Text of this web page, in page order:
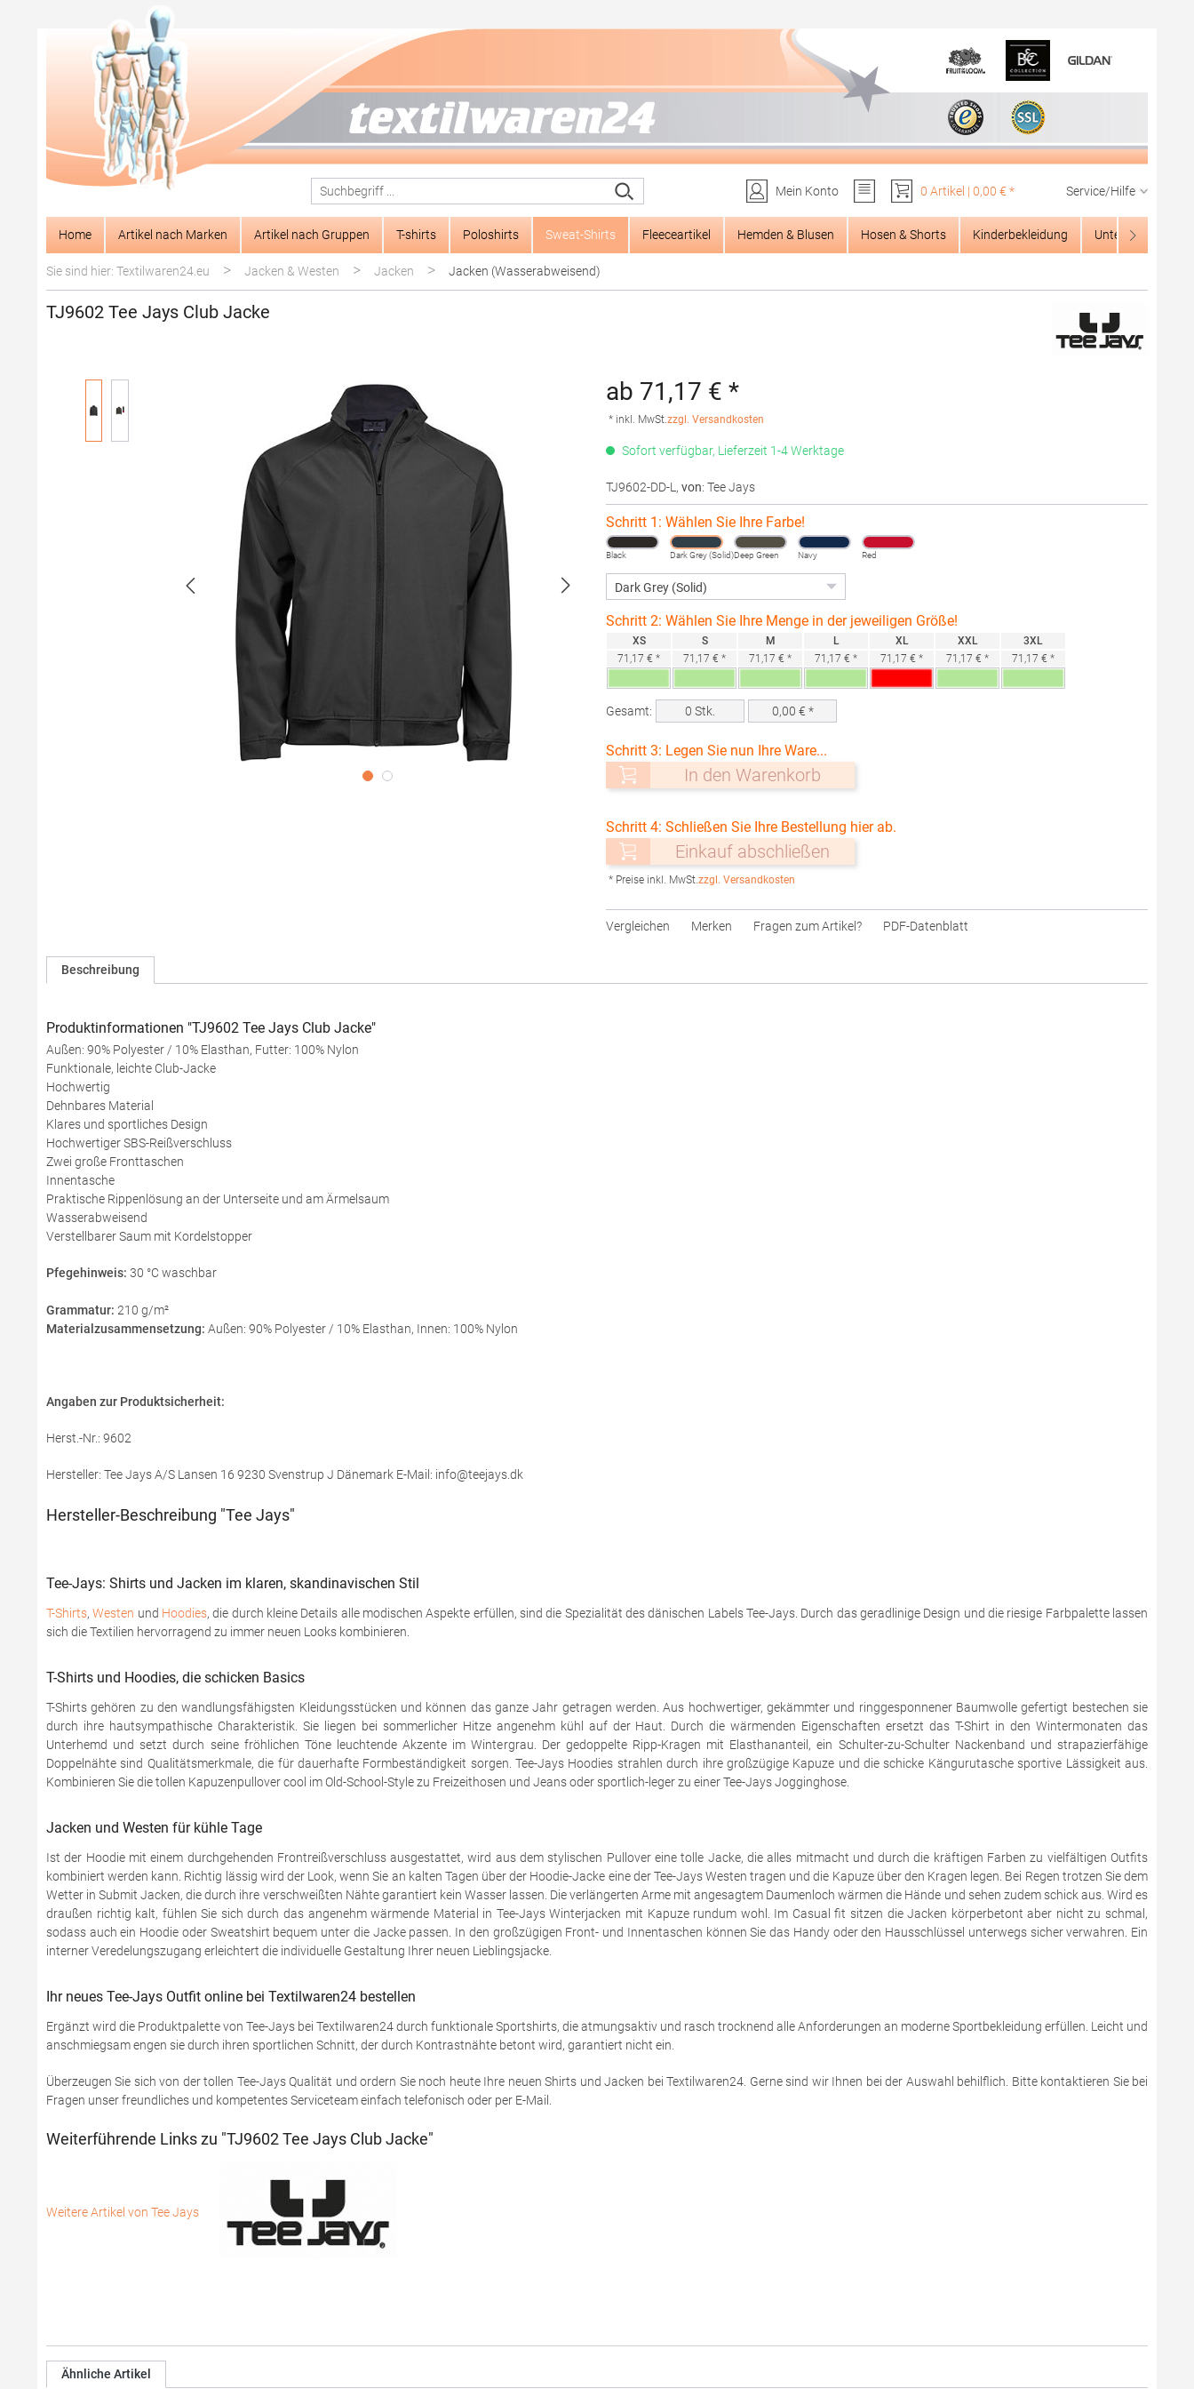
Zur Hauptnavigation springen
Mein Konto
0 Artikel | 0,00 € * Service/Hilfe
Home Artikel nach Marken Artikel nach Gruppen T-shirts Poloshirts Sweat-Shirts Fleeceartikel Hemden & Blusen Hosen & Shorts Kinderbekleidung Unterwäsche
Sie sind hier: Textilwaren24.eu > Jacken & Westen > Jacken > Jacken (Wasserabweisend)
TJ9602 Tee Jays Club Jacke
ab 71,17 € *
* inkl. MwSt.zzgl. Versandkosten
Sofort verfügbar, Lieferzeit 1-4 Werktage
TJ9602-DD-L , von: Tee Jays
Schritt 1: Wählen Sie Ihre Farbe!
Black Dark Grey (Solid)Deep Green Navy Red
Schritt 2: Wählen Sie Ihre Menge in der jeweiligen Größe!
XS
71,17 € *
S
71,17 € *
M
71,17 € *
L
71,17 € *
XL
71,17 € *
XXL
71,17 € *
3XL
71,17 € *
Gesamt: 0 Stk. 0,00 € *
Schritt 3: Legen Sie nun Ihre Ware...
In den Warenkorb
Schritt 4: Schließen Sie Ihre Bestellung hier ab.
Einkauf abschließen
* Preise inkl. MwSt.zzgl. Versandkosten
Vergleichen Merken Fragen zum Artikel? PDF-Datenblatt
Beschreibung
Produktinformationen "TJ9602 Tee Jays Club Jacke"
Außen: 90% Polyester / 10% Elasthan, Futter: 100% Nylon
Funktionale, leichte Club-Jacke
Hochwertig
Dehnbares Material
Klares und sportliches Design
Hochwertiger SBS-Reißverschluss
Zwei große Fronttaschen
Innentasche
Praktische Rippenlösung an der Unterseite und am Ärmelsaum
Wasserabweisend
Verstellbarer Saum mit Kordelstopper
Pfegehinweis: 30 °C waschbar
Grammatur: 210 g/m²
Materialzusammensetzung: Außen: 90% Polyester / 10% Elasthan, Innen: 100% Nylon
Angaben zur Produktsicherheit:
Herst.-Nr.: 9602
Hersteller: Tee Jays A/S Lansen 16 9230 Svenstrup J Dänemark E-Mail: info@teejays.dk
Hersteller-Beschreibung "Tee Jays"
Tee-Jays: Shirts und Jacken im klaren, skandinavischen Stil
T-Shirts,Westen und Hoodies, die durch kleine Details alle modischen Aspekte erfüllen, sind die Spezialität des dänischen Labels Tee-Jays. Durch das geradlinige Design und die riesige Farbpalette lassen
sich die Textilien hervorragend zu immer neuen Looks kombinieren.
T-Shirts und Hoodies, die schicken Basics
T-Shirts gehören zu den wandlungsfähigsten Kleidungsstücken und können das ganze Jahr getragen werden. Aus hochwertiger, gekämmter und ringgesponnener Baumwolle gefertigt bestechen sie
durch ihre hautsympathische Charakteristik. Sie liegen bei sommerlicher Hitze angenehm kühl auf der Haut. Durch die wärmenden Eigenschaften ersetzt das T-Shirt in den Wintermonaten das
Unterhemd und setzt durch seine fröhlichen Töne leuchtende Akzente im Wintergrau. Der gedoppelte Ripp-Kragen mit Elasthananteil, ein Schulter-zu-Schulter Nackenband und strapazierfähige
Doppelnähte sind Qualitätsmerkmale, die für dauerhafte Formbeständigkeit sorgen. Tee-Jays Hoodies strahlen durch ihre großzügige Kapuze und die schicke Kängurutasche sportive Lässigkeit aus.
Kombinieren Sie die tollen Kapuzenpullover cool im Old-School-Style zu Freizeithosen und Jeans oder sportlich-leger zu einer Tee-Jays Jogginghose.
Jacken und Westen für kühle Tage
Ist der Hoodie mit einem durchgehenden Frontreißverschluss ausgestattet, wird aus dem stylischen Pullover eine tolle Jacke, die alles mitmacht und durch die kräftigen Farben zu vielfältigen Outfits
kombiniert werden kann. Richtig lässig wird der Look, wenn Sie an kalten Tagen über der Hoodie-Jacke eine der Tee-Jays Westen tragen und die Kapuze über den Kragen legen. Bei Regen trotzen Sie dem
Wetter in Submit Jacken, die durch ihre verschweißten Nähte garantiert kein Wasser lassen. Die verlängerten Arme mit angesagtem Daumenloch wärmen die Hände und sehen zudem schick aus. Wird es
draußen richtig kalt, fühlen Sie sich durch das angenehm wärmende Material in Tee-Jays Winterjacken mit Kapuze rundum wohl. Im Casual fit sitzen die Jacken körperbetont aber nicht zu schmal,
sodass auch ein Hoodie oder Sweatshirt bequem unter die Jacke passen. In den großzügigen Front- und Innentaschen können Sie das Handy oder den Hausschlüssel unterwegs sicher verwahren. Ein
interner Veredelungszugang erleichtert die individuelle Gestaltung Ihrer neuen Lieblingsjacke.
Ihr neues Tee-Jays Outfit online bei Textilwaren24 bestellen
Ergänzt wird die Produktpalette von Tee-Jays bei Textilwaren24 durch funktionale Sportshirts, die atmungsaktiv und rasch trocknend alle Anforderungen an moderne Sportbekleidung erfüllen. Leicht und
anschmiegsam engen sie durch ihren sportlichen Schnitt, der durch Kontrastnähte betont wird, garantiert nicht ein.
Überzeugen Sie sich von der tollen Tee-Jays Qualität und ordern Sie noch heute Ihre neuen Shirts und Jacken bei Textilwaren24. Gerne sind wir Ihnen bei der Auswahl behilflich. Bitte kontaktieren Sie bei
Fragen unser freundliches und kompetentes Serviceteam einfach telefonisch oder per E-Mail.
Weiterführende Links zu "TJ9602 Tee Jays Club Jacke"
Weitere Artikel von Tee Jays
Ähnliche Artikel